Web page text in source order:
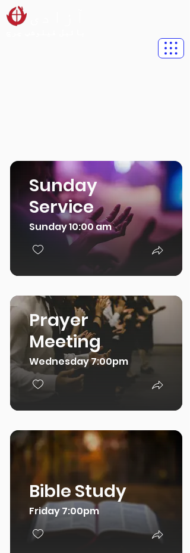
Sunday
Service
Sunday 10:00 am
Prayer
Meeting
Wednesday 7:00pm
Bible Study
Friday 7:00pm